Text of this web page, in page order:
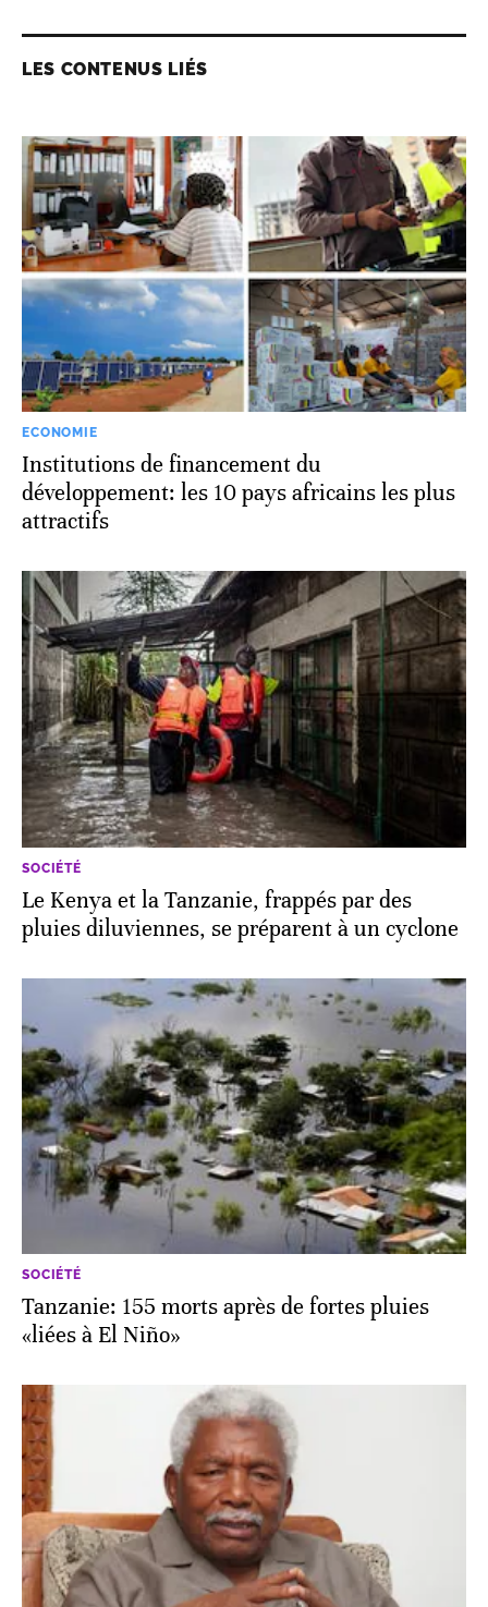
LES CONTENUS LIÉS
ECONOMIE
Institutions de financement du
développement: les 10 pays africains les plus
attractifs
SOCIÉTÉ
Le Kenya et la Tanzanie, frappés par des
pluies diluviennes, se préparent à un cyclone
SOCIÉTÉ
Tanzanie: 155 morts après de fortes pluies
«liées à El Niño»